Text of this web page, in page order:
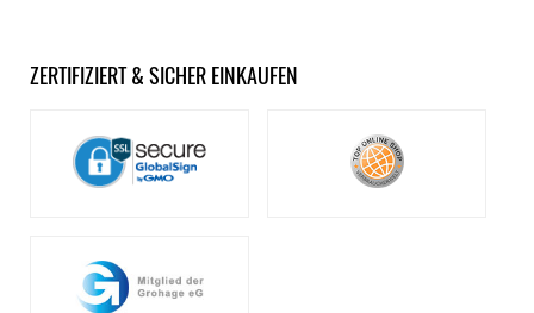
ZERTIFIZIERT & SICHER EINKAUFEN